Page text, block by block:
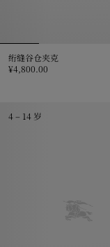
绗缝谷仓夹克
¥4,800.00
4 – 14 岁